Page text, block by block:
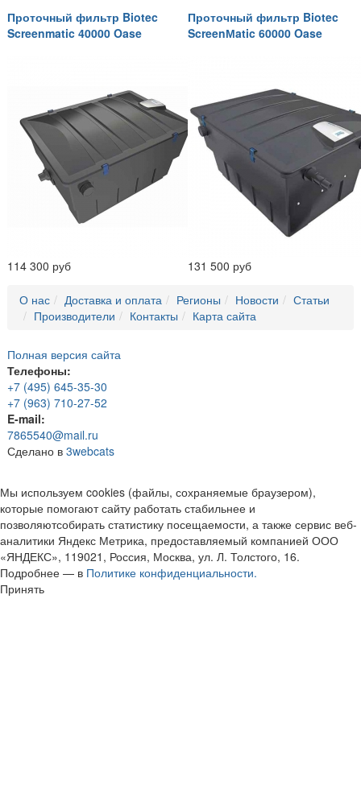
Проточный фильтр Biotec
Screenmatic 40000 Oase
114 300 руб
Проточный фильтр Biotec
ScreenМatic 60000 Oase
131 500 руб
О нас Доставка и оплата Регионы Новости
Статьи
Производители
Контакты Карта сайта
Полная версия сайта
Телефоны:
+7 (495) 645-35-30
+7 (963) 710-27-52
E-mail:
7865540@mail.ru
Сделано в 3webcats
Мы используем cookies (файлы, сохраняемые браузером),
которые помогают сайту работать стабильнее и
позволяютсобирать статистику посещаемости, а также сервис веб-
аналитики Яндекс Метрика, предоставляемый компанией ООО
«ЯНДЕКС», 119021, Россия, Москва, ул. Л. Толстого, 16.
Подробнее — в Политике конфиденциальности.
Принять